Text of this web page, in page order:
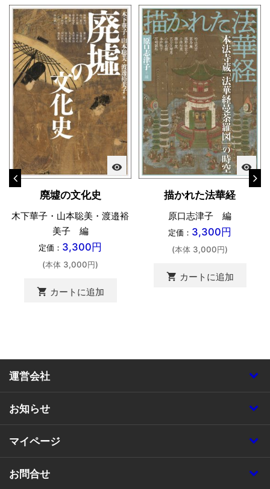
visibility
廃墟の文化史
木下華子・山本聡美・渡邉裕
美子 編
定価： 3,300円
(本体 3,000円)
shopping_cart カートに追加
visibility
描かれた法華経
原口志津子 編
定価： 3,300円
(本体 3,000円)
shopping_cart カートに追加
運営会社
お知らせ
マイページ
お問合せ